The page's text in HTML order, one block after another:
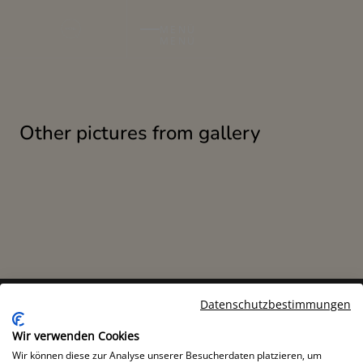
Other pictures from gallery
MOTEL Q
Datenschutzbestimmungen
Wir verwenden Cookies
Wir können diese zur Analyse unserer Besucherdaten platzieren, um